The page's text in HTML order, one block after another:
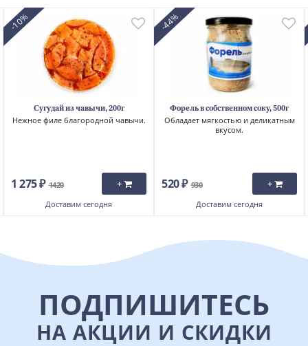
-10%
Сугудай из чавычи, 200г
Нежное филе благородной чавычи.
1 275 ₽ 1420 +
Доставим сегодня
-44%
Форель в собственном соку, 500г
Обладает мягкостью и деликатным
вкусом.
520 ₽ 930 +
Доставим сегодня
ПОДПИШИТЕСЬ
НА АКЦИИ И СКИДКИ